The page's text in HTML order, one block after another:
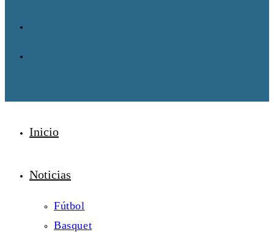
Inicio
Noticias
Fútbol
Basquet